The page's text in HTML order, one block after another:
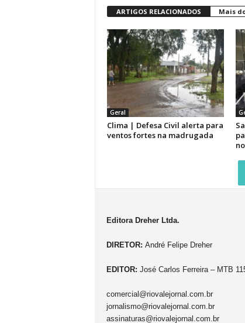
ARTIGOS RELACIONADOS Mais
Geral
Clima | Defesa Civil alerta para
ventos fortes na madrugada
Editora Dreher Ltda.
DIRETOR: André Felipe Dreher
EDITOR: José Carlos Ferreira – MTB
comercial@riovalejornal.com.br
jornalismo@riovalejornal.com.br
assinaturas@riovalejornal.com.br